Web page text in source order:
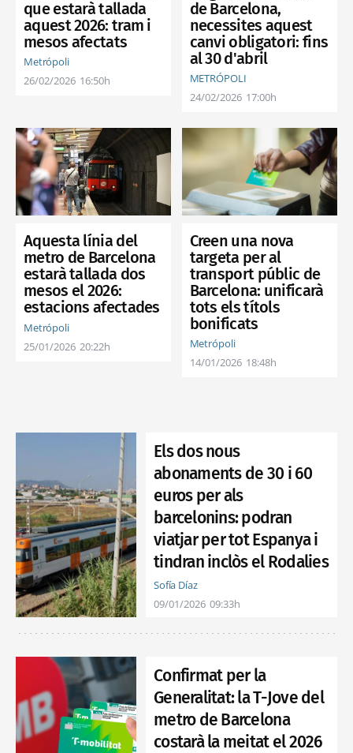
que estarà tallada
aquest 2026: tram i
mesos afectats
Metrópoli
26/02/2026 16:50h
de Barcelona,
necessites aquest
canvi obligatori: fins
al 30 d'abril
METRÓPOLI
24/02/2026 17:00h
Aquesta línia del
metro de Barcelona
estarà tallada dos
mesos el 2026:
estacions afectades
Metrópoli
25/01/2026 20:22h
Creen una nova
targeta per al
transport públic de
Barcelona: unificarà
tots els títols
bonificats
Metrópoli
14/01/2026 18:48h
Els dos nous
abonaments de 30 i 60
euros per als
barcelonins: podran
viatjar per tot Espanya i
tindran inclòs el Rodalies
Sofía Díaz
09/01/2026 09:33h
Confirmat per la
Generalitat: la T-Jove del
metro de Barcelona
costarà la meitat el 2026